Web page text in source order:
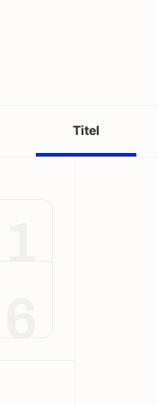
Titel